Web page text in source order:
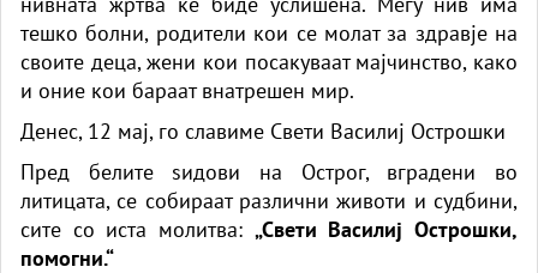
тешко болни, родители кои се молат за здравје на
своите деца, жени кои посакуваат мајчинство, како
и оние кои бараат внатрешен мир.
Денес, 12 мај, го славиме Свети Василиј Острошки
Пред белите ѕидови на Острог, вградени во
литицата, се собираат различни животи и судбини,
сите со иста молитва: „Свети Василиј Острошки,
помогни.“